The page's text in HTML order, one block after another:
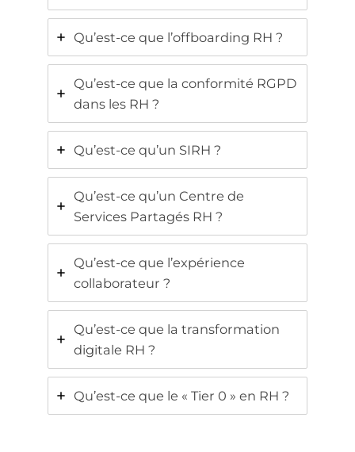
Qu’est-ce que l’offboarding RH ?
Qu’est-ce que la conformité RGPD
dans les RH ?
Qu’est-ce qu’un SIRH ?
Qu’est-ce qu’un Centre de
Services Partagés RH ?
Qu’est-ce que l’expérience
collaborateur ?
Qu’est-ce que la transformation
digitale RH ?
Qu’est-ce que le « Tier 0 » en RH ?